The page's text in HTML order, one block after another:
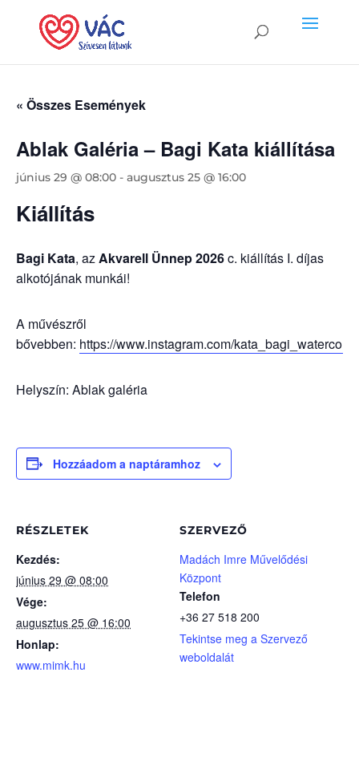
« Összes Események
Ablak Galéria – Bagi Kata kiállítása
június 29 @ 08:00 - augusztus 25 @ 16:00
Kiállítás
Bagi Kata, az Akvarell Ünnep 2026c. kiállítás I. díjas
alkotójának munkái!
A művészről
bővebben: https://www.instagram.com/
Helyszín: Ablak galéria
Hozzáadom a naptáramhoz
RÉSZLETEK
Kezdés:
június 29 @ 08:00
Vége:
augusztus 25 @ 16:00
Honlap:
www.mimk.hu
SZERVEZŐ
Madách Imre Művelődési
Központ
Telefon
+36 27 518 200
Tekintse meg a Szervező
weboldalát